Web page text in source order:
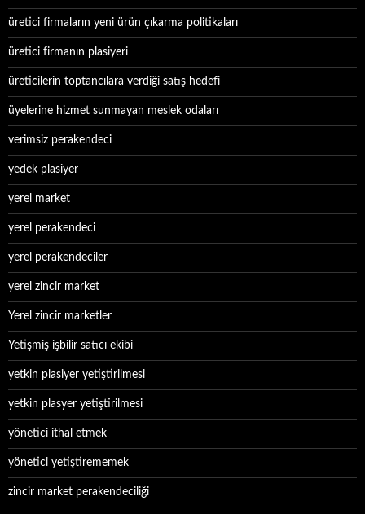
üretici firmaların yeni ürün çıkarma politikaları
üretici firmanın plasiyeri
üreticilerin toptancılara verdiği satış hedefi
üyelerine hizmet sunmayan meslek odaları
verimsiz perakendeci
yedek plasiyer
yerel market
yerel perakendeci
yerel perakendeciler
yerel zincir market
Yerel zincir marketler
Yetişmiş işbilir satıcı ekibi
yetkin plasiyer yetiştirilmesi
yetkin plasyer yetiştirilmesi
yönetici ithal etmek
yönetici yetiştirememek
zincir market perakendeciliği